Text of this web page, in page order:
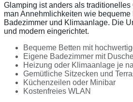
Glamping ist anders als
man Annehmlichkeiten wie bequeme
Badezimmer und Klimaanlage. Die
und modern eingerichtet.
Bequeme Betten mit
Eigene Badezimmer mit
Heizung oder Klimaanlage je
Gemütliche Sitzecken und
Küchenzeilen oder Minibar
Kostenfreies WLAN